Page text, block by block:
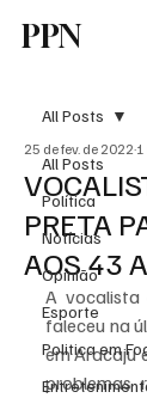
PPN
All Posts
Política
Notícias
Opinião
Esporte
Politica em
All Posts
PRETA
AOS 43
25 de fev. de 2022
A vocalista
faleceu na
em Aracaju
problemas